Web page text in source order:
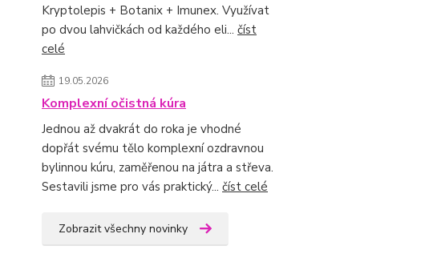
Kryptolepis + Botanix + Imunex. Využívat
po dvou lahvičkách od každého eli... číst
celé
19.05.2026
Komplexní očistná kúra
Jednou až dvakrát do roka je vhodné
dopřát svému tělo komplexní ozdravnou
bylinnou kúru, zaměřenou na játra a střeva.
Sestavili jsme pro vás praktický... číst celé
Zobrazit všechny novinky